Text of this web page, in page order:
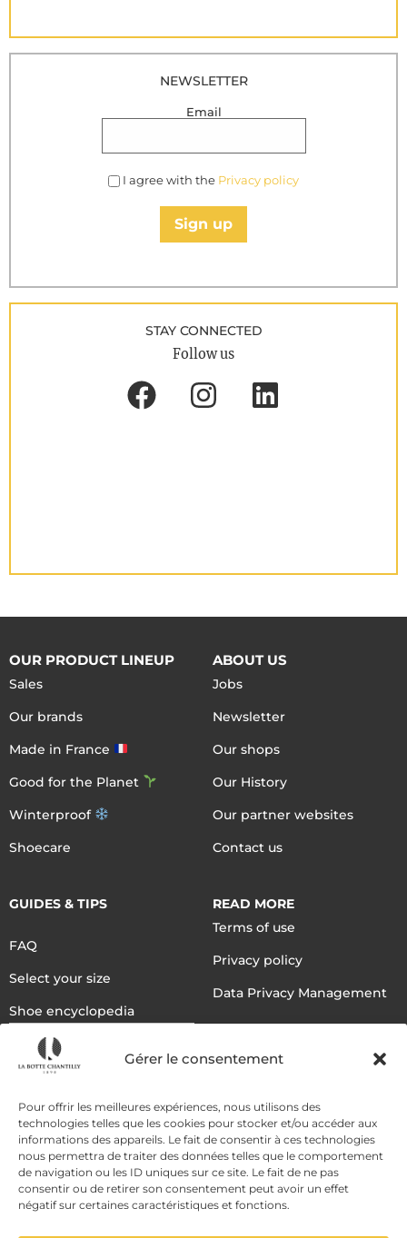
Gérer le consentement
Pour offrir les meilleures expériences, nous utilisons des
technologies telles que les cookies pour stocker et/ou accéder aux
informations des appareils. Le fait de consentir à ces technologies
nous permettra de traiter des données telles que le comportement
de navigation ou les ID uniques sur ce site. Le fait de ne pas
consentir ou de retirer son consentement peut avoir un effet
négatif sur certaines caractéristiques et fonctions.
NEWSLETTER
Email
I agree with the Privacy policy
Sign up
STAY CONNECTED
Follow us
OUR PRODUCT LINEUP
Sales
Our brands
Made in France
Good for the Planet
Winterproof
Shoecare
ABOUT US
Jobs
Newsletter
Our shops
Our History
Our partner websites
Contact us
GUIDES & TIPS
FAQ
Select your size
Shoe encyclopedia
English
READ MORE
Terms of use
Privacy policy
Data Privacy Management
DELIVERY METHODS
PAYMENT METHODS